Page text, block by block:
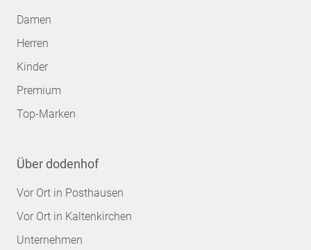
Damen
Herren
Kinder
Premium
Top-Marken
Über dodenhof
Vor Ort in Posthausen
Vor Ort in Kaltenkirchen
Unternehmen